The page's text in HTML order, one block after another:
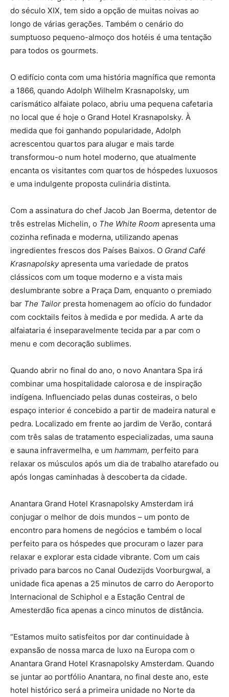
do século XIX, tem sido a opção de muitas noivas ao
longo de várias gerações. Também o cenário do
sumptuoso pequeno-almoço dos hotéis é uma tentação
para todos os gourmets.
O edifício conta com uma história magnífica que remonta
a 1866, quando Adolph Wilhelm Krasnapolsky, um
carismático alfaiate polaco, abriu uma pequena cafetaria
no local que é hoje o Grand Hotel Krasnapolsky. À
medida que foi ganhando popularidade, Adolph
acrescentou quartos para alugar e mais tarde
transformou-o num hotel moderno, que atualmente
encanta os visitantes com quartos de hóspedes luxuosos
e uma indulgente proposta culinária distinta.
Com a assinatura do chef Jacob Jan Boerma, detentor de
três estrelas Michelin, o The White Room apresenta uma
cozinha refinada e moderna, utilizando apenas
ingredientes frescos dos Países Baixos. O Grand Café
Krasnapolskyapresenta uma variedade de pratos
clássicos com um toque moderno e a vista mais
deslumbrante sobre a Praça Dam, enquanto o premiado
bar The Tailor presta homenagem ao ofício do fundador
com cocktails feitos à medida e por medida. A arte da
alfaiataria é inseparavelmente tecida par a par com o
menu e com decoração sublimes.
Quando abrir no final do ano, o novo Anantara Spa irá
combinar uma hospitalidade calorosa e de inspiração
indígena. Influenciado pelas dunas costeiras, o belo
espaço interior é concebido a partir de madeira natural e
pedra. Localizado em frente ao jardim de Verão, contará
com três salas de tratamento especializadas, uma sauna
e sauna infravermelha, e um hammam, perfeito para
relaxar os músculos após um dia de trabalho atarefado ou
após longas caminhadas à descoberta da cidade.
Anantara Grand Hotel Krasnapolsky Amsterdam irá
conjugar o melhor de dois mundos – um ponto de
encontro para homens de negócios e também o local
perfeito para os hóspedes que procuram o lazer para
relaxar e explorar esta cidade vibrante. Com um cais
privado para barcos no Canal Oudezijds Voorburgwal, a
unidade fica apenas a 25 minutos de carro do Aeroporto
Internacional de Schiphol e a Estação Central de
Amesterdão fica apenas a cinco minutos de distância.
“Estamos muito satisfeitos por dar continuidade à
expansão de nossa marca de luxo na Europa com o
Anantara Grand Hotel Krasnapolsky Amsterdam. Quando
se juntar ao portfólio Anantara, no final deste ano, este
hotel histórico será a primeira unidade no Norte da